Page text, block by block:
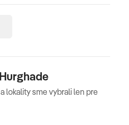
lokality sme vybrali len pre